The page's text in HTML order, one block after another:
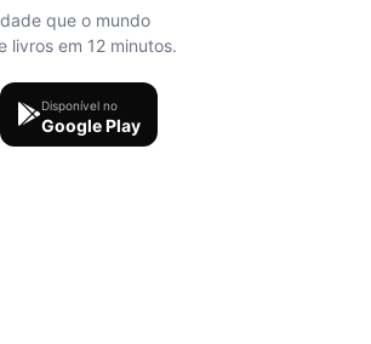
que o mundo
livros em 12 minutos.
Disponível no
Google Play